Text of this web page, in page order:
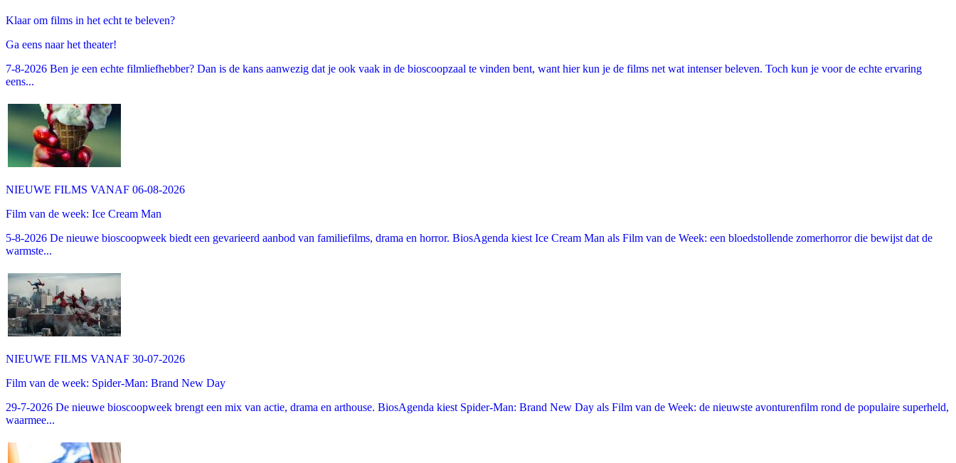
Klaar om films in het echt te beleven?
Ga eens naar het theater!
7-8-2026 Ben je een echte filmliefhebber? Dan is de kans aanwezig dat je ook vaak in de bioscoopzaal te vinden bent, want hier kun je de films net wat intenser beleven. Toch kun je voor de echte ervaring
eens...
NIEUWE FILMS VANAF 06-08-2026
Film van de week: Ice Cream Man
5-8-2026 De nieuwe bioscoopweek biedt een gevarieerd aanbod van familiefilms, drama en horror. BiosAgenda kiest Ice Cream Man als Film van de Week: een bloedstollende zomerhorror die bewijst dat de
warmste...
NIEUWE FILMS VANAF 30-07-2026
Film van de week: Spider-Man: Brand New Day
29-7-2026 De nieuwe bioscoopweek brengt een mix van actie, drama en arthouse. BiosAgenda kiest Spider-Man: Brand New Day als Film van de Week: de nieuwste avonturenfilm rond de populaire superheld,
waarmee...